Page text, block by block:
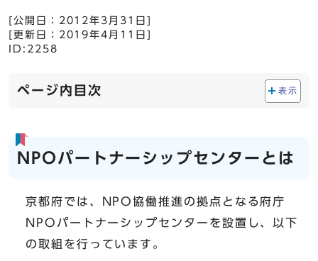
[公開日： 2012年3月31日
[更新日： 2019年4月11日
ID:2258
ページ内目次 表示
NPOパートナーシップセンターとは
京都府では、NPO協働推進の拠点となる府庁
NPOパートナーシップセンターを設置し、以下
の取組を行っています。